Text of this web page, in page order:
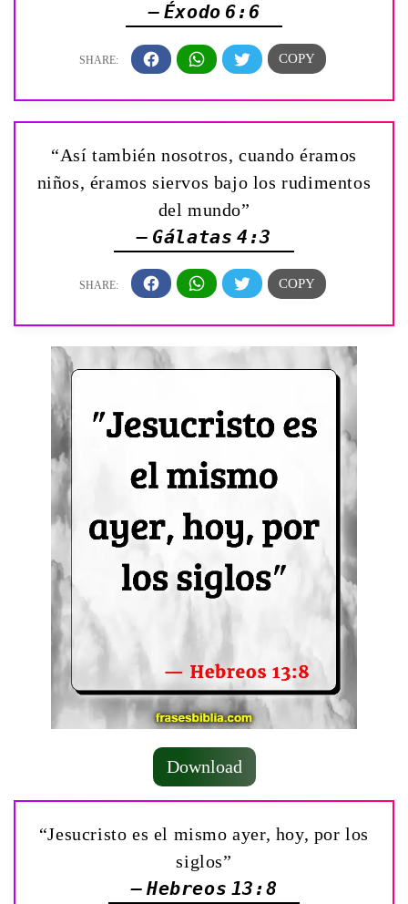
— Éxodo 6:6
“Así también nosotros, cuando éramos
niños, éramos siervos bajo los rudimentos
del mundo”
— Gálatas 4:3
Download
“Jesucristo es el mismo ayer, hoy, por los
siglos”
— Hebreos 13:8